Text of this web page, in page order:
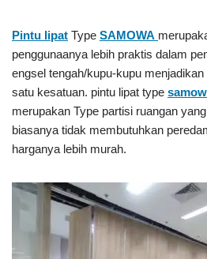
Pintu lipat Type SAMOWA
penggunaanya lebih praktis dalam
engsel tengah/kupu-kupu
satu kesatuan. pintu lipat type
merupakan Type partisi ruangan
biasanya tidak membutuhkan
harganya lebih murah.